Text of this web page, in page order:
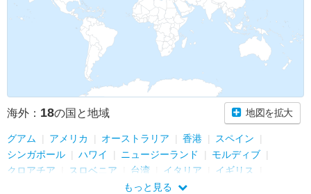
海外： 18の国と地域 地図を拡大
グアム アメリカ オーストラリア 香港
スペイン
シンガポール
ハワイ ニュージーランド
モルディブ
クロアチア
スロベニア 台湾 イタリア
イギリス
ドイツ フィンランド
もっと見る